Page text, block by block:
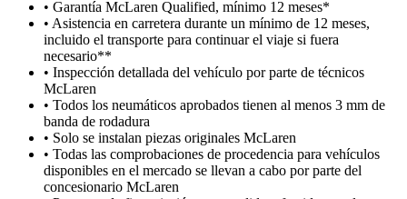
• Garantía McLaren Qualified, mínimo 12 meses*
• Asistencia en carretera durante un mínimo de 12 meses,
incluido el transporte para continuar el viaje si fuera
necesario**
• Inspección detallada del vehículo por parte de técnicos
McLaren
• Todos los neumáticos aprobados tienen al menos 3 mm de
banda de rodadura
• Solo se instalan piezas originales McLaren
• Todas las comprobaciones de procedencia para vehículos
disponibles en el mercado se llevan a cabo por parte del
concesionario McLaren